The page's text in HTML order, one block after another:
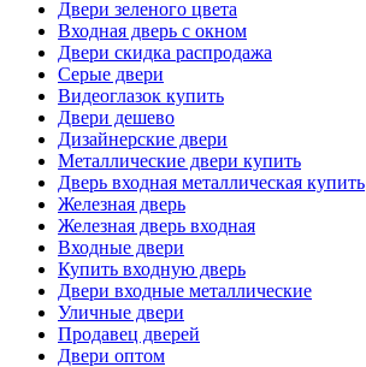
Двери зеленого цвета
Входная дверь с окном
Двери скидка распродажа
Серые двери
Видеоглазок купить
Двери дешево
Дизайнерские двери
Металлические двери купить
Дверь входная металлическая купить
Железная дверь
Железная дверь входная
Входные двери
Купить входную дверь
Двери входные металлические
Уличные двери
Продавец дверей
Двери оптом